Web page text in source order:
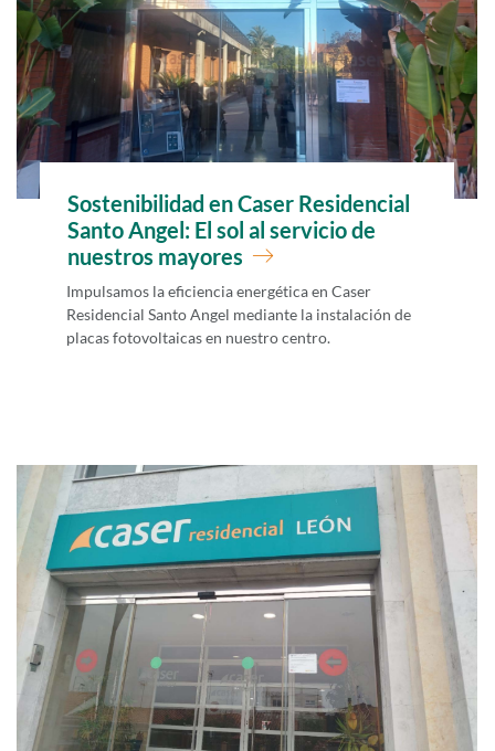
Ir a
Sostenibilidad en Caser Residencial
Santo Angel: El sol al servicio de
nuestros mayores
Impulsamos la eficiencia energética en Caser
Residencial Santo Angel mediante la instalación de
placas fotovoltaicas en nuestro centro.